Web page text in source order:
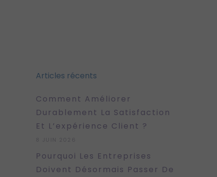
Articles récents
Comment Améliorer
Durablement La Satisfaction
Et L’expérience Client ?
Pourquoi Les Entreprises
Doivent Désormais Passer De